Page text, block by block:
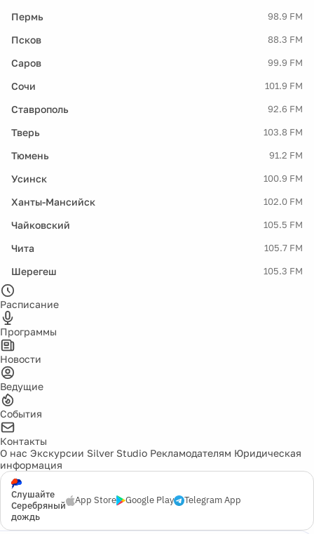
Пермь 98.9 FM
Псков 88.3 FM
Саров 99.9 FM
Сочи 101.9 FM
Ставрополь 92.6 FM
Тверь 103.8 FM
Тюмень 91.2 FM
Усинск 100.9 FM
Ханты-Мансийск 102.0 FM
Чайковский 105.5 FM
Чита 105.7 FM
Шерегеш 105.3 FM
Расписание
Программы
Новости
Ведущие
События
Контакты
О нас Экскурсии Silver Studio Рекламодателям Юридическая
информация
Слушайте
Серебряный
дождь
App Store Google Play Telegram App